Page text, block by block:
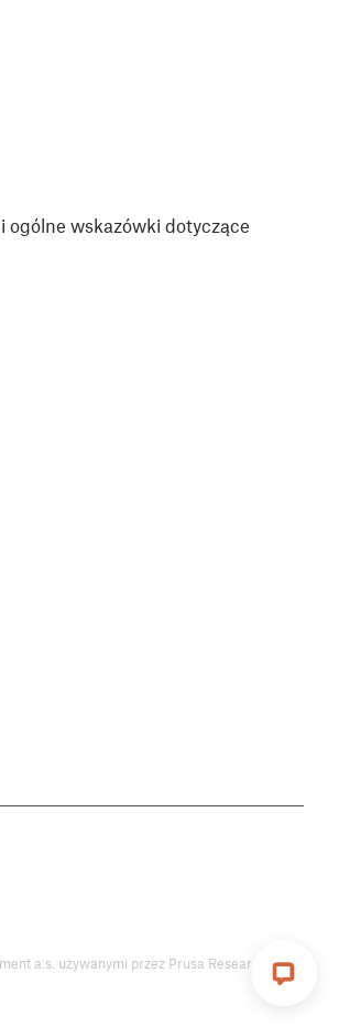
wskazówki dotyczące
a.s. używanymi przez Prusa Research a.s.